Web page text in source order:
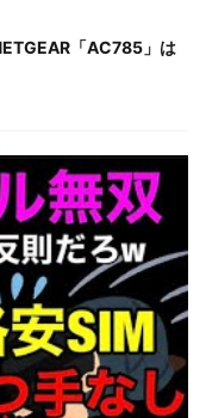
「AC785」は